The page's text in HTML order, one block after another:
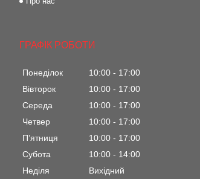
ГРАФІК РОБОТИ
Понеділок 10:00
17:00
Вівторок
10:00
17:00
Середа
10:00
17:00
Четвер
10:00
17:00
Пʼятниця
10:00
17:00
Субота
10:00
14:00
Неділя
Вихідний